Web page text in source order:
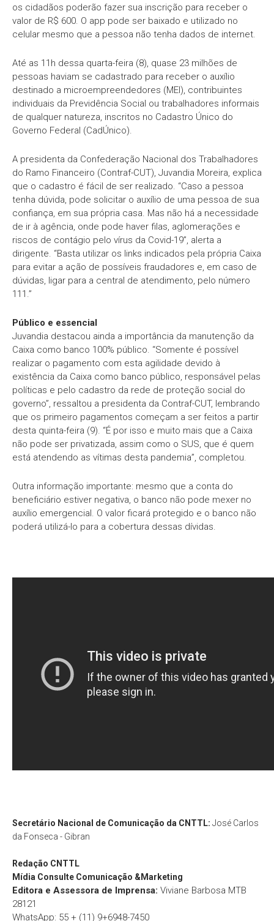
os cidadãos poderão fazer sua inscrição para receber o
valor de R$ 600. O app pode ser baixado e utilizado no
celular mesmo que a pessoa não tenha dados de internet.
Até as 11h dessa quarta-feira (8), quase 23 milhões de
pessoas haviam se cadastrado para receber o auxílio
destinado a microempreendedores (MEI), contribuintes
individuais da Previdência Social ou trabalhadores informais
de qualquer natureza, inscritos no Cadastro Único do
Governo Federal (CadÚnico).
A presidenta da Confederação Nacional dos Trabalhadores
do Ramo Financeiro (Contraf-CUT), Juvandia Moreira, explica
que o cadastro é fácil de ser realizado. “Caso a pessoa
tenha dúvida, pode solicitar o auxílio de uma pessoa de sua
confiança, em sua própria casa. Mas não há a necessidade
de ir à agência, onde pode haver filas, aglomerações e
riscos de contágio pelo vírus da Covid-19”, alerta a
dirigente. “Basta utilizar os links indicados pela própria Caixa
para evitar a ação de possíveis fraudadores e, em caso de
dúvidas, ligar para a central de atendimento, pelo número
111.”
Público e essencial
Juvandia destacou ainda a importância da manutenção da
Caixa como banco 100% público. “Somente é possível
realizar o pagamento com esta agilidade devido à
existência da Caixa como banco público, responsável pelas
políticas e pelo cadastro da rede de proteção social do
governo”, ressaltou a presidenta da Contraf-CUT, lembrando
que os primeiro pagamentos começam a ser feitos a partir
desta quinta-feira (9). “É por isso e muito mais que a Caixa
não pode ser privatizada, assim como o SUS, que é quem
está atendendo as vítimas desta pandemia”, completou.
Outra informação importante: mesmo que a conta do
beneficiário estiver negativa, o banco não pode mexer no
auxílio emergencial. O valor ficará protegido e o banco não
poderá utilizá-lo para a cobertura dessas dívidas.
Secretário Nacional de Comunicação da CNTTL: José Carlos
da Fonseca - Gibran
Redação CNTTL
Mídia Consulte Comunicação &Marketing
Editora e Assessora de Imprensa: Viviane Barbosa MTB
28121
WhatsApp: 55 + (11) 9+6948-7450